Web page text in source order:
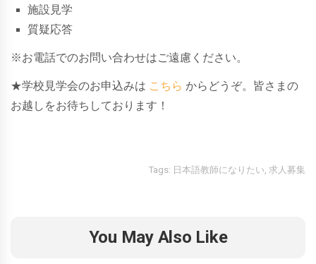
施設見学
質疑応答
※お電話でのお問い合わせはご遠慮ください。
★学校見学会のお申込みは こちら からどうぞ。皆さまの
お越しをお待ちしております！
Tags: 日本語教師になりたい 求人募集
You May Also Like